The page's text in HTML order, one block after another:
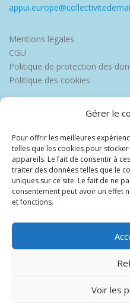
Gérer le
Pour offrir les meilleures
telles que les cookies pour
appareils. Le fait de consentir à
traiter des données telles que le
uniques sur ce site. Le fait de ne
consentement peut avoir un effet
et fonctions.
Voir les
Mentions légales
CGU
Politique de protection des
Politique des cookies
Copyright © 2026 Europe